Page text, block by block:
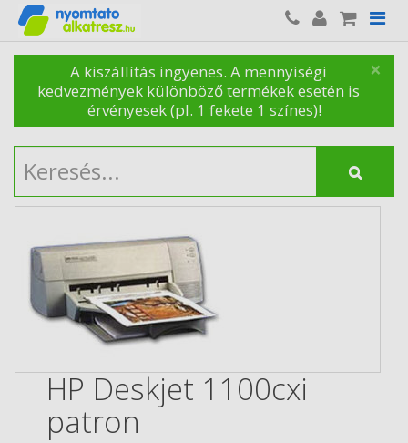
×
A kiszállítás ingyenes. A mennyiségi
kedvezmények különböző termékek esetén is
érvényesek (pl. 1 fekete 1 színes)!
HP Deskjet 1100cxi
patron